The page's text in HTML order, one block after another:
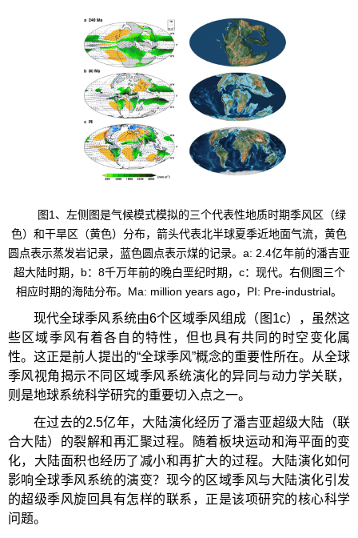
图1、左侧图是气候模式模拟的三个代表性地质时期季风区（绿
色）和干旱区（黄色）分布，箭头代表北半球夏季近地面气流，黄色
圆点表示蒸发岩记录，蓝色圆点表示煤的记录。a: 2.4亿年前的潘吉亚
超大陆时期，b：8千万年前的晚白垩纪时期，c：现代。右侧图三个
相应时期的海陆分布。Ma: million years ago，PI: Pre-industrial。
现代全球季风系统由6个区域季风组成（图1c），虽然这
些区域季风有着各自的特性，但也具有共同的时空变化属
性。这正是前人提出的“全球季风”概念的重要性所在。从全球
季风视角揭示不同区域季风系统演化的异同与动力学关联，
则是地球系统科学研究的重要切入点之一。
在过去的2.5亿年，大陆演化经历了潘吉亚超级大陆（联
合大陆）的裂解和再汇聚过程。随着板块运动和海平面的变
化，大陆面积也经历了减小和再扩大的过程。大陆演化如何
影响全球季风系统的演变？现今的区域季风与大陆演化引发
的超级季风旋回具有怎样的联系，正是该项研究的核心科学
问题。